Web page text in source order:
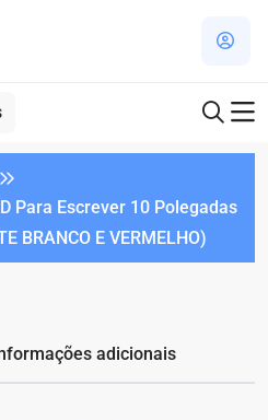
Para Escrever 10 Polegadas
BRANCO E VERMELHO)
adicionais